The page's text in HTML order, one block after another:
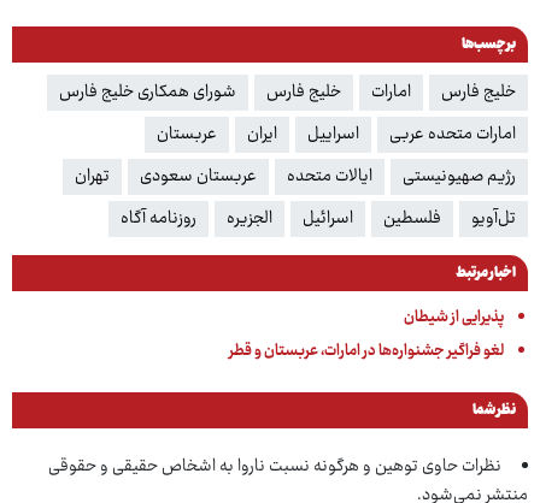
برچسب‌ها
خلیج فارس‌ امارات خلیج فارس
شورای همکاری خلیج فارس
امارات متحده عربی
اسراییل ایران
عربستان
رژیم صهیونیستی
ایالات متحده عربستان سعودی
تهران
تل‌آویو
فلسطین اسرائیل الجزیره روزنامه آگاه
اخبار مرتبط
پذیرایی از شیطان
لغو فراگیر جشنواره‌ها در امارات، عربستان و قطر
نظر شما
نظرات حاوی توهین و هرگونه نسبت ناروا به اشخاص حقیقی و حقوقی
منتشر نمی‌شود.